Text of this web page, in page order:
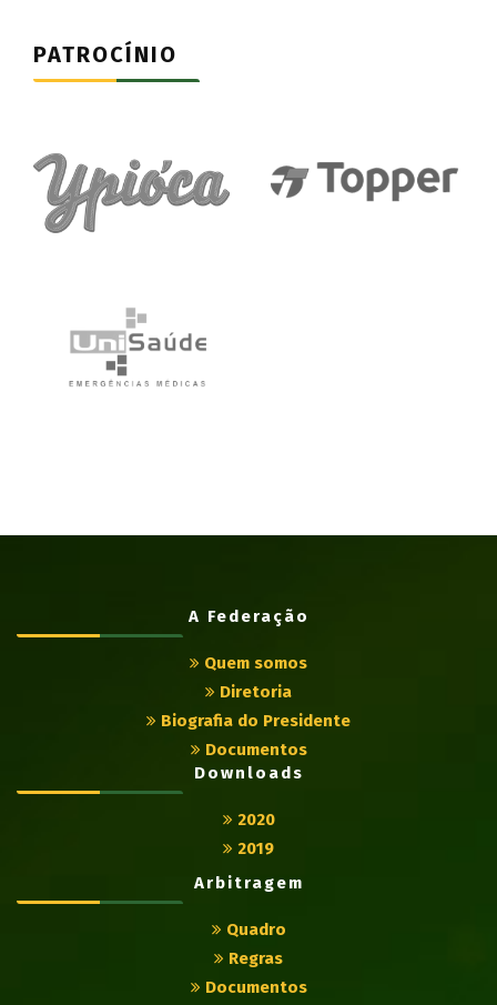
PATROCÍNIO
A Federação
Quem somos
Diretoria
Biografia do Presidente
Documentos
Downloads
2020
2019
Arbitragem
Quadro
Regras
Documentos